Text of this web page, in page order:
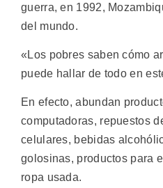
guerra, en 1992,
del mundo.
«Los pobres saben cómo
puede hallar de todo en
En efecto, abundan
computadoras, repuestos
celulares, bebidas
golosinas, productos para
ropa usada.